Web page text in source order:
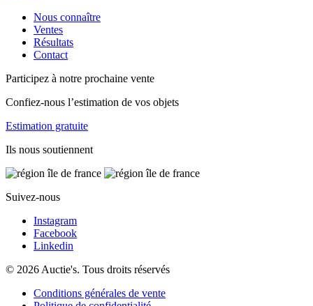
Nous connaître
Ventes
Résultats
Contact
Participez à notre prochaine vente
Confiez-nous l’estimation de vos objets
Estimation gratuite
Ils nous soutiennent
Suivez-nous
Instagram
Facebook
Linkedin
© 2026 Auctie's. Tous droits réservés
Conditions générales de vente